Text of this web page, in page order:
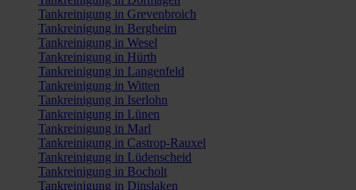
Tankreinigung in Grevenbroich
Tankreinigung in Bergheim
Tankreinigung in Wesel
Tankreinigung in Hürth
Tankreinigung in Langenfeld
Tankreinigung in Witten
Tankreinigung in Iserlohn
Tankreinigung in Lünen
Tankreinigung in Marl
Tankreinigung in Castrop-Rauxel
Tankreinigung in Lüdenscheid
Tankreinigung in Bocholt
Tankreinigung in Dinslaken